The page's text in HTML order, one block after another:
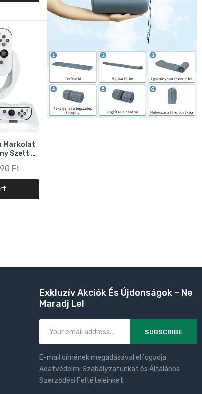
Markolat
Szett –
Ft
Exkluzív Akciók És Újdonságok – Ne
Maradj Le!
SUBSCRIBE
E-mail címének megadásával elfogadja
Adatvédelmi Szabályzatunkat és Általános
Szerződési Feltételeinket.